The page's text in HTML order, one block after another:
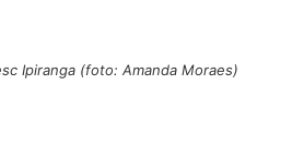
Ipiranga (foto: Amanda Moraes)